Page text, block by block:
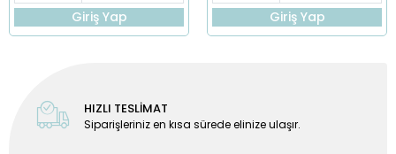
Giriş Yap Giriş Yap
HIZLI TESLİMAT
Siparişleriniz en kısa sürede elinize ulaşır.